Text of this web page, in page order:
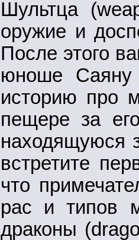
Шультца
оружие и
После этого
юноше Саяну
историю про
пещере за
находящуюся
встретите
что
рас и типов
драконы